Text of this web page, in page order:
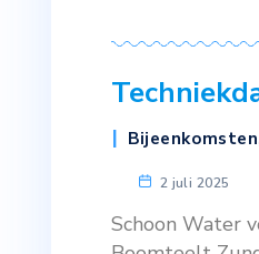
14
In juni
demo